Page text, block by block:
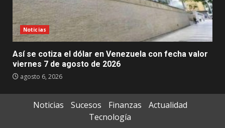
Noticias
Así se cotiza el dólar en Venezuela con fecha valor
viernes 7 de agosto de 2026
agosto 6, 2026
Noticias Sucesos Finanzas
Actualidad
Tecnología